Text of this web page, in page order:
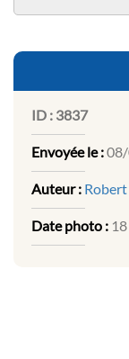
ID : 3837
Envoyée le :
Auteur : Robert
Date photo :